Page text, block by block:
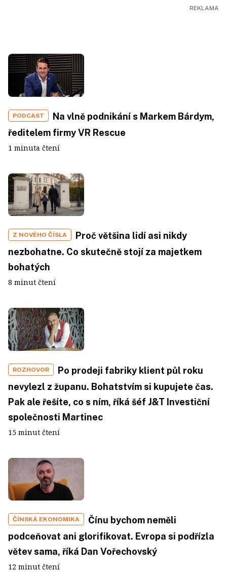
PODCAST
Na vlně podnikání s Markem Bárdym,
ředitelem firmy VR Rescue
1 minuta čtení
Z NOVÉHO ČÍSLA
Proč většina lidí asi nikdy
nezbohatne. Co skutečně stojí za majetkem
bohatých
8 minut čtení
ROZHOVOR
Po prodeji fabriky klient půl roku
nevylezl z županu. Bohatstvím si kupujete čas.
Pak ale řešíte, co s ním, říká šéf J&T Investiční
společnosti Martinec
15 minut čtení
ČÍNSKÁ EKONOMIKA
Čínu bychom neměli
podceňovat ani glorifikovat. Evropa si podřízla
větev sama, říká Dan Vořechovský
12 minut čtení